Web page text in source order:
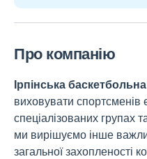
Про компанію
Ірпінська
виховувати спортсменів
спеціалізованих групах
ми вирішуємо інше
загальної захопленості